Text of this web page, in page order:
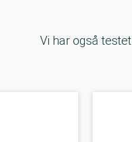
Vi har også testet